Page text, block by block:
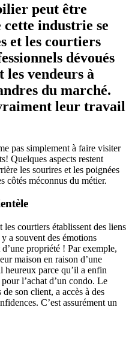
peut être
industrie se
et les courtiers
dévoués
les vendeurs à
du marché.
leur travail
pas simplement à faire visiter
Quelques aspects restent
les sourires et les poignées
côtés méconnus du métier.
les courtiers établissent des liens
a souvent des émotions
propriété ! Par exemple,
maison en raison d’une
heureux parce qu’il a enfin
l’achat d’un condo. Le
son client, a accès à des
C’est assurément un